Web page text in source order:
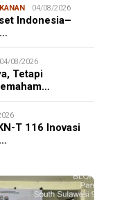
04/08/2026
Indonesia–
04/08/2026
Tetapi
T 116 Inovasi